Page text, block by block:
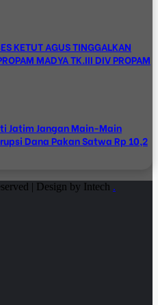
KETUT AGUS TINGGALKAN
MADYA TK.III DIV PROPAM
Jatim Jangan Main-Main
Dana Pakan Satwa Rp 10,2
| Design by Intech .